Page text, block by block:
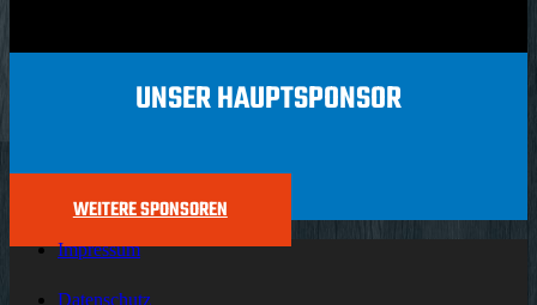
UNSER HAUPTSPONSOR
WEITERE SPONSOREN
Impressum
Datenschutz